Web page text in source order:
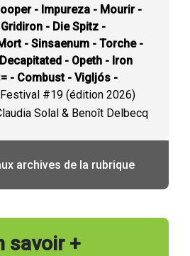
- Impureza - Mourir -
- Die Spitz -
- Sinsaenum - Torche -
- Opeth - Iron
- Combust - Vigljós -
#19 (édition 2026)
Solal & Benoît Delbecq
archives de la rubrique
savoir +